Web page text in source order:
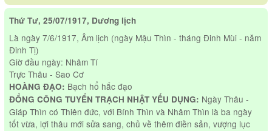
Thứ Tư, 25/07/1917, Dương lịch
Là ngày 7/6/1917, Âm lịch (ngày Mậu Thìn - tháng Đinh Mùi - năm
Đinh Tị)
Giờ đầu ngày: Nhâm Tí
Trực Thâu - Sao Cơ
HOÀNG ĐẠO: Bạch hổ hắc đạo
ĐỔNG CÔNG TUYỂN TRẠCH NHẬT YẾU DỤNG: Ngày Thâu -
Giáp Thìn có Thiên đức, với Bính Thìn và Nhâm Thìn là ba ngày
tốt vừa, lợi thâu mới sửa sang, chủ về thêm điền sản, vượng lục